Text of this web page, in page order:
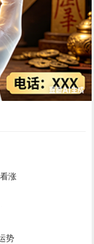
涨
势